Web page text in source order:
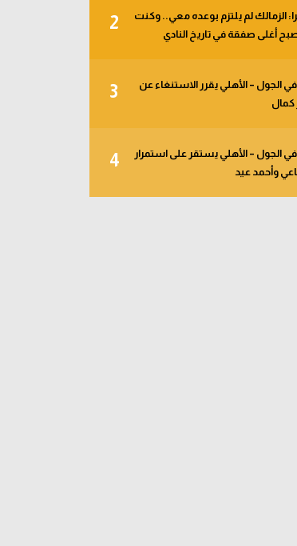
2
الزمالك لم يلتزم بوعده معي.. وكنت
أغلى صفقة في تاريخ النادي
3
الجول – الأهلي يقرر الاستنغاء عن
كمال
4
في الجول – الأهلي يستقر على استمرار
وأحمد عيد